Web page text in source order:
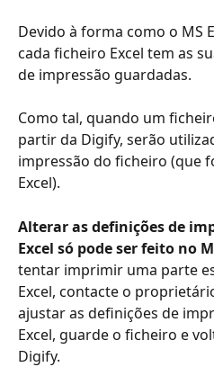
Devido à forma como o MS
cada ficheiro Excel tem as
de impressão guardadas.
Como tal, quando um
partir da Digify, serão
impressão do ficheiro (que
Excel).
Alterar as definições de
Excel só pode ser feito no
tentar imprimir uma parte
Excel, contacte o
ajustar as definições de
Excel, guarde o ficheiro e
Digify.